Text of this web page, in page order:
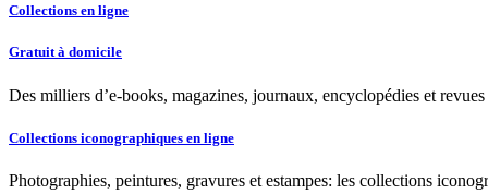
Collections en ligne
Gratuit à domicile
Des milliers d’e-books, magazines, journaux, encyclopédies et
Collections iconographiques en ligne
Photographies, peintures, gravures et estampes: les collections